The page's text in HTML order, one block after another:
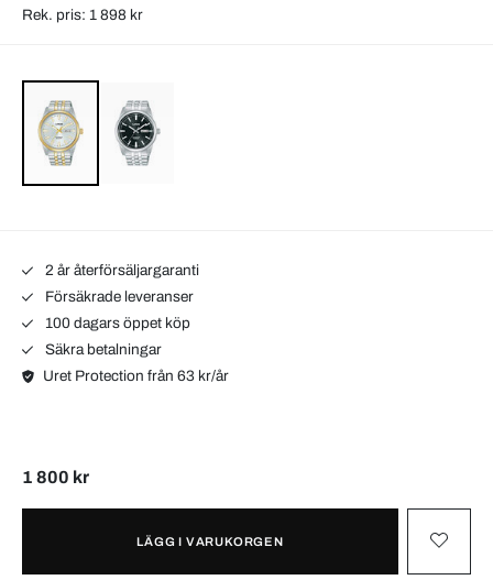
Rek. pris: 1 898 kr
2 år återförsäljargaranti
Försäkrade leveranser
100 dagars öppet köp
Säkra betalningar
Uret Protection från 63 kr/år
1 800 kr
LÄGG I VARUKORGEN